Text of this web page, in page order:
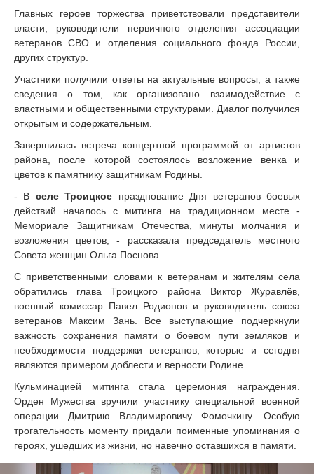
Главных героев торжества приветствовали представители
власти, руководители первичного отделения ассоциации
ветеранов СВО и отделения социального фонда России,
других структур.
Участники получили ответы на актуальные вопросы, а также
сведения о том, как организовано взаимодействие с
властными и общественными структурами. Диалог получился
открытым и содержательным.
Завершилась встреча концертной программой от артистов
района, после которой состоялось возложение венка и
цветов к памятнику защитникам Родины.
- В селе Троицкое празднование Дня ветеранов боевых
действий началось с митинга на традиционном месте -
Мемориале Защитникам Отечества, минуты молчания и
возложения цветов, - рассказала председатель местного
Совета женщин Ольга Поснова.
С приветственными словами к ветеранам и жителям села
обратились глава Троицкого района Виктор Журавлёв,
военный комиссар Павел Родионов и руководитель союза
ветеранов Максим Зань. Все выступающие подчеркнули
важность сохранения памяти о боевом пути земляков и
необходимости поддержки ветеранов, которые и сегодня
являются примером доблести и верности Родине.
Кульминацией митинга стала церемония награждения.
Орден Мужества вручили участнику специальной военной
операции Дмитрию Владимировичу Фомочкину. Особую
трогательность моменту придали поименные упоминания о
героях, ушедших из жизни, но навечно оставшихся в памяти.